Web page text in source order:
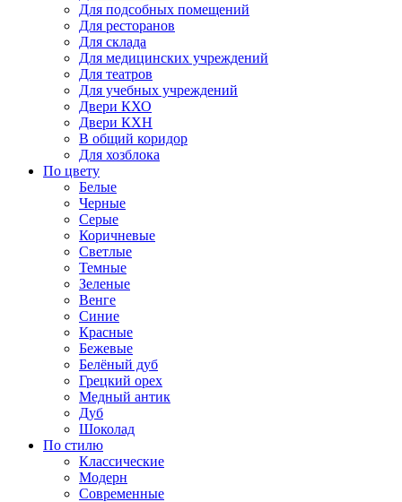
Для подсобных помещений
Для ресторанов
Для склада
Для медицинских учреждений
Для театров
Для учебных учреждений
Двери КХО
Двери КХН
В общий коридор
Для хозблока
По цвету
Белые
Черные
Серые
Коричневые
Светлые
Темные
Зеленые
Венге
Синие
Красные
Бежевые
Белёный дуб
Грецкий орех
Медный антик
Дуб
Шоколад
По стилю
Классические
Модерн
Современные